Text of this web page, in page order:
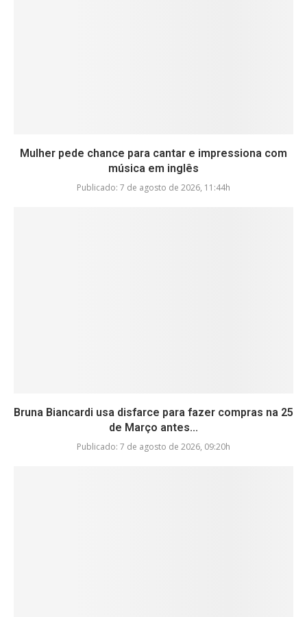
Mulher pede chance para cantar e impressiona com
música em inglês
Publicado: 7 de agosto de 2026, 11:44h
Bruna Biancardi usa disfarce para fazer compras na 25
de Março antes...
Publicado: 7 de agosto de 2026, 09:20h